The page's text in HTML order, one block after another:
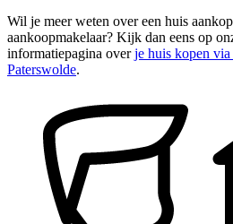
Wil je meer weten over een huis
aankoopmakelaar? Kijk dan eens op
informatiepagina overje huis kopen via
Paterswolde.